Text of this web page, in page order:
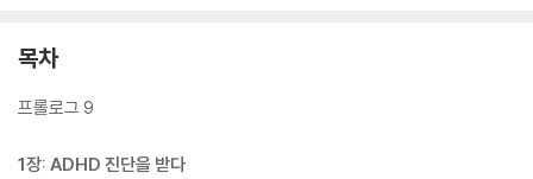
목차
프롤로그 9
1장: ADHD 진단을 받다